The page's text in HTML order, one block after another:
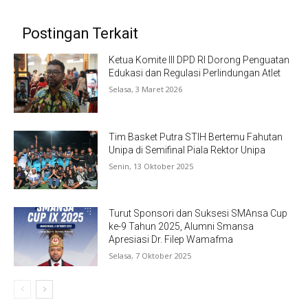
Postingan Terkait
Ketua Komite III DPD RI Dorong Penguatan
Edukasi dan Regulasi Perlindungan Atlet
Selasa, 3 Maret 2026
Tim Basket Putra STIH Bertemu Fahutan
Unipa di Semifinal Piala Rektor Unipa
Senin, 13 Oktober 2025
Turut Sponsori dan Suksesi SMAnsa Cup
ke-9 Tahun 2025, Alumni Smansa
Apresiasi Dr. Filep Wamafma
Selasa, 7 Oktober 2025